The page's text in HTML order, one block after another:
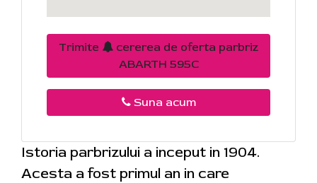
Trimite
cererea de oferta parbriz
ABARTH 595C
Suna acum
Istoria parbrizului a inceput in 1904.
Acesta a fost primul an in care